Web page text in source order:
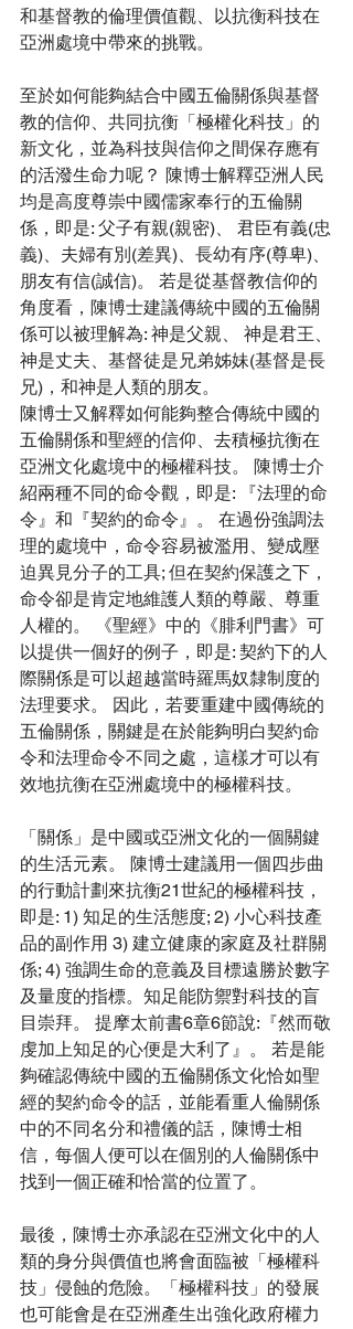
和基督教的倫理價值觀、以抗衡科技在
亞洲處境中帶來的挑戰。
至於如何能夠結合中國五倫關係與基督
教的信仰、共同抗衡「極權化科技」的
新文化，並為科技與信仰之間保存應有
的活潑生命力呢？ 陳博士解釋亞洲人民
均是高度尊崇中國儒家奉行的五倫關
係，即是: 父子有親(親密)、 君臣有義(忠
義)、夫婦有別(差異)、長幼有序(尊卑)、
朋友有信(誠信)。 若是從基督教信仰的
角度看，陳博士建議傳統中國的五倫關
係可以被理解為: 神是父親、 神是君王、
神是丈夫、基督徒是兄弟姊妹(基督是長
兄)，和神是人類的朋友。
陳博士又解釋如何能夠整合傳統中國的
五倫關係和聖經的信仰、去積極抗衡在
亞洲文化處境中的極權科技。 陳博士介
紹兩種不同的命令觀，即是: 『法理的命
令』和『契約的命令』。 在過份強調法
理的處境中，命令容易被濫用、變成壓
迫異見分子的工具; 但在契約保護之下，
命令卻是肯定地維護人類的尊嚴、尊重
人權的。 《聖經》中的《腓利門書》可
以提供一個好的例子，即是: 契約下的人
際關係是可以超越當時羅馬奴隸制度的
法理要求。 因此，若要重建中國傳統的
五倫關係，關鍵是在於能夠明白契約命
令和法理命令不同之處，這樣才可以有
效地抗衡在亞洲處境中的極權科技。
「關係」是中國或亞洲文化的一個關鍵
的生活元素。 陳博士建議用一個四步曲
的行動計劃來抗衡21世紀的極權科技，
即是: 1) 知足的生活態度; 2) 小心科技產
品的副作用 3) 建立健康的家庭及社群關
係; 4) 強調生命的意義及目標遠勝於數字
及量度的指標。知足能防禦對科技的盲
目崇拜。 提摩太前書6章6節說:『然而敬
虔加上知足的心便是大利了』。 若是能
夠確認傳統中國的五倫關係文化恰如聖
經的契約命令的話，並能看重人倫關係
中的不同名分和禮儀的話，陳博士相
信，每個人便可以在個別的人倫關係中
找到一個正確和恰當的位置了。
最後，陳博士亦承認在亞洲文化中的人
類的身分與價值也將會面臨被「極權科
技」侵蝕的危險。「極權科技」的發展
也可能會是在亞洲產生出強化政府權力